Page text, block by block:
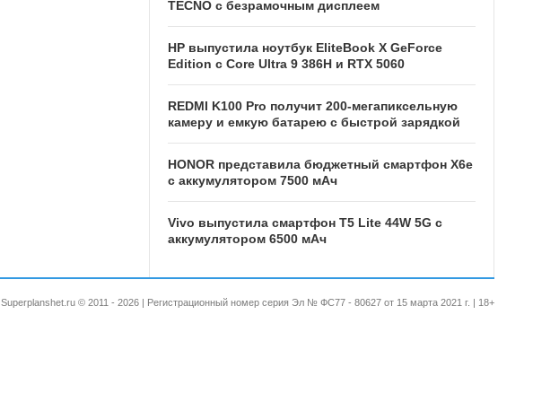
TECNO с безрамочным дисплеем
HP выпустила ноутбук EliteBook X GeForce
Edition с Core Ultra 9 386H и RTX 5060
REDMI K100 Pro получит 200-мегапиксельную
камеру и емкую батарею с быстрой зарядкой
HONOR представила бюджетный смартфон X6e
с аккумулятором 7500 мАч
Vivo выпустила смартфон T5 Lite 44W 5G с
аккумулятором 6500 мАч
Superplanshet.ru © 2011 - 2026 | Регистрационный номер серия Эл № ФС77 - 80627 от 15 марта 2021 г. | 18+